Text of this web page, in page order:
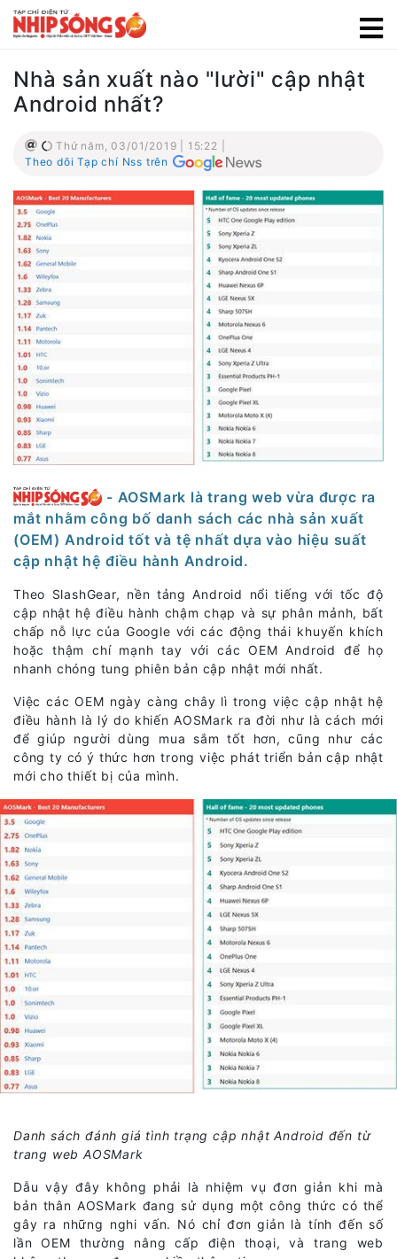
Nhà sản xuất nào "lười" cập nhật
Android nhất?
Thứ năm, 03/01/2019 | 15:22 |
Theo dõi Tạp chí Nss trên
- AOSMark là trang web vừa được ra
mắt nhằm công bố danh sách các nhà sản xuất
(OEM) Android tốt và tệ nhất dựa vào hiệu suất
cập nhật hệ điều hành Android.
Theo SlashGear, nền tảng Android nổi tiếng với tốc độ
cập nhật hệ điều hành chậm chạp và sự phân mảnh, bất
chấp nỗ lực của Google với các động thái khuyến khích
hoặc thậm chí mạnh tay với các OEM Android để họ
nhanh chóng tung phiên bản cập nhật mới nhất.
Việc các OEM ngày càng chây lì trong việc cập nhật hệ
điều hành là lý do khiến AOSMark ra đời như là cách mới
để giúp người dùng mua sắm tốt hơn, cũng như các
công ty có ý thức hơn trong việc phát triển bản cập nhật
mới cho thiết bị của mình.
Danh sách đánh giá tình trạng cập nhật Android đến từ
trang web AOSMark
Dẫu vậy đây không phải là nhiệm vụ đơn giản khi mà
bản thân AOSMark đang sử dụng một công thức có thể
gây ra những nghi vấn. Nó chỉ đơn giản là tính đến số
lần OEM thường nâng cấp điện thoại, và trang web